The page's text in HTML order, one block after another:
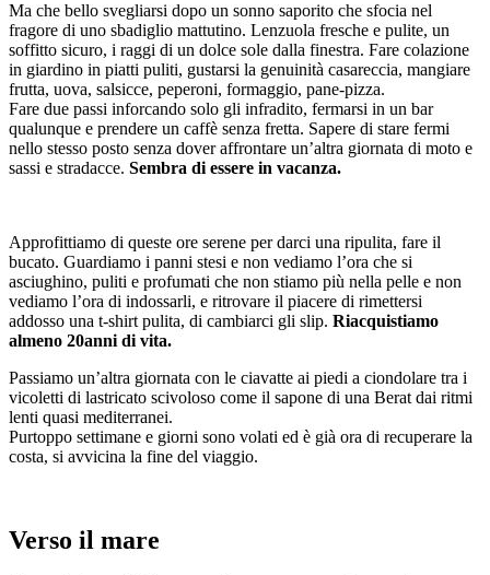
Ma che bello svegliarsi dopo un sonno saporito che sfocia nel
fragore di uno sbadiglio mattutino. Lenzuola fresche e pulite, un
soffitto sicuro, i raggi di un dolce sole dalla finestra. Fare colazione
in giardino in piatti puliti, gustarsi la genuinità casareccia, mangiare
frutta, uova, salsicce, peperoni, formaggio, pane-pizza.
Fare due passi inforcando solo gli infradito, fermarsi in un bar
qualunque e prendere un caffè senza fretta. Sapere di stare fermi
nello stesso posto senza dover affrontare un’altra giornata di moto e
sassi e stradacce. Sembra di essere in vacanza.
Approfittiamo di queste ore serene per darci una ripulita, fare il
bucato. Guardiamo i panni stesi e non vediamo l’ora che si
asciughino, puliti e profumati che non stiamo più nella pelle e non
vediamo l’ora di indossarli, e ritrovare il piacere di rimettersi
addosso una t-shirt pulita, di cambiarci gli slip. Riacquistiamo
almeno 20anni di vita.
Passiamo un’altra giornata con le ciavatte ai piedi a ciondolare tra i
vicoletti di lastricato scivoloso come il sapone di una Berat dai ritmi
lenti quasi mediterranei.
Purtoppo settimane e giorni sono volati ed è già ora di recuperare la
costa, si avvicina la fine del viaggio.
Verso il mare